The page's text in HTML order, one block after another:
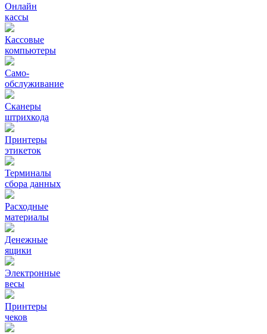
Онлайн
кассы
Кассовые
компьютеры
Само-
обслуживание
Сканеры
штрихкода
Принтеры
этикеток
Терминалы
сбора данных
Расходные
материалы
Денежные
ящики
Электронные
весы
Принтеры
чеков